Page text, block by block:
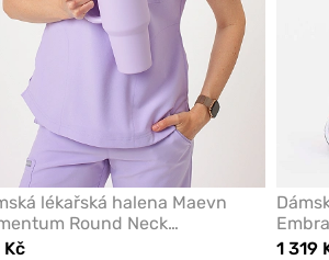
lékařská halena Maevn
Round Neck
Kč
1 319